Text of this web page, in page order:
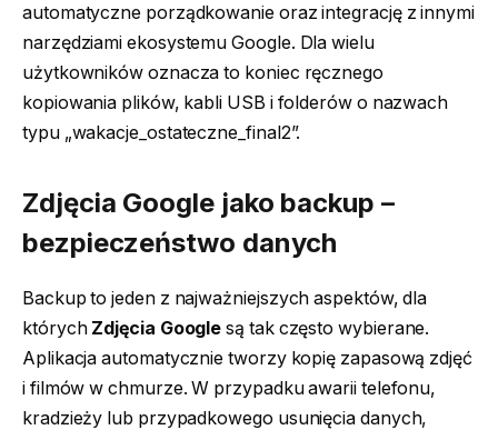
automatyczne porządkowanie oraz integrację z innymi
narzędziami ekosystemu Google. Dla wielu
użytkowników oznacza to koniec ręcznego
kopiowania plików, kabli USB i folderów o nazwach
typu „wakacje_ostateczne_final2”.
Zdjęcia Google jako backup –
bezpieczeństwo danych
Backup to jeden z najważniejszych aspektów, dla
których Zdjęcia Google są tak często wybierane.
Aplikacja automatycznie tworzy kopię zapasową zdjęć
i filmów w chmurze. W przypadku awarii telefonu,
kradzieży lub przypadkowego usunięcia danych,